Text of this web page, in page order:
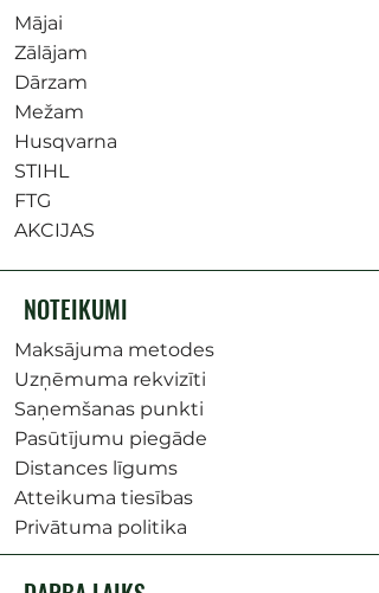
Mājai
Zālājam
Dārzam
Mežam
Husqvarna
STIHL
FTG
AKCIJAS
NOTEIKUMI
Maksājuma metodes
Uzņēmuma rekvizīti
Saņemšanas punkti
Pasūtījumu piegāde
Distances līgums
Atteikuma tiesības
Privātuma politika